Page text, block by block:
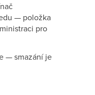
— položka
pro
— smazání je